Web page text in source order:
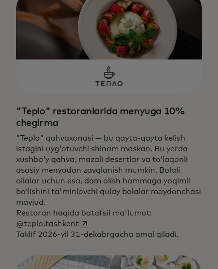
"Teplo" restoranlarida menyuga 10%
chegirma
"Teplo" qahvaxonasi — bu qayta-qayta kelish
istagini uyg‘otuvchi shinam maskan. Bu yerda
xushbo‘y qahva, mazali desertlar va to‘laqonli
asosiy menyudan zavqlanish mumkin. Bolali
oilalar uchun esa, dam olish hammaga yoqimli
bo‘lishini ta'minlovchi qulay bolalar maydonchasi
mavjud.
Restoran haqida batafsil ma'lumot:
@teplo.tashkentopens in a new tab
Taklif 2026-yil 31-dekabrgacha amal qiladi.